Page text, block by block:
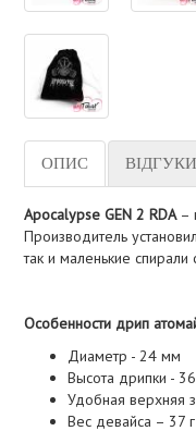
ОПИС
Apocalypse GEN 2 RDA–
Производитель
так и маленькие
Особенности дрип
Диаметр - 24 мм
Высота дрипки -
Удобная верхняя
Вес девайса – 37 г